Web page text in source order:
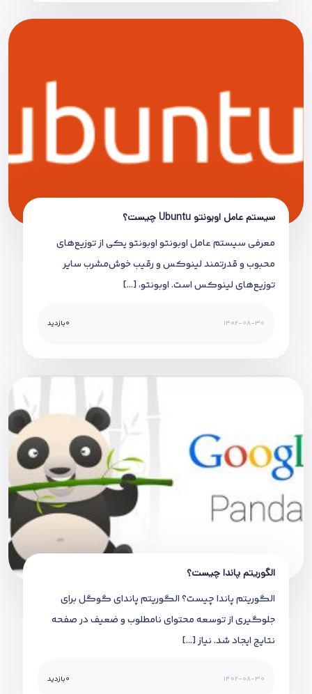
سیستم عامل اوبونتو Ubuntu چیست؟
معرفی سیستم عامل اوبونتو اوبونتو یکی از توزیع‌های
محبوب و قدرتمند لینوکس و رقیب خوش‌مشرب سایر
توزیع‌های لینوکس است. اوبونتو، […]
1402-08-30
0بازدید
الگوریتم پاندا چیست؟
الگوریتم پاندا چیست؟ الگوریتم پاندای گوگل برای
جلوگیری از توسعه محتوای نامطلوب و ضعیف در صفحه
نتایج ایجاد شد. نیاز […]
1402-08-30
0بازدید